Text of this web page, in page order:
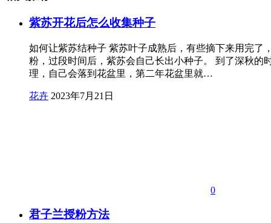
紫苏开花后怎么收集种子
如何让紫苏结种子 紫苏叶子成熟后，有些摘下来用完
粉，过段时间后，紫苏会自己长出小种子。 到了深秋
理，自己会落到花盆里，第二年花盆里就…
花卉 2023年7月21日
0
君子兰授粉方法